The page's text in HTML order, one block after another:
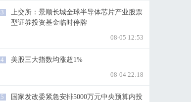
3
上交所：景顺长城全球半导体芯片产业股票
型证券投资基金临时停牌
08-05 12:53
4
美股三大指数均涨超1%
08-04 22:18
5
国家发改委紧急安排5000万元中央预算内投